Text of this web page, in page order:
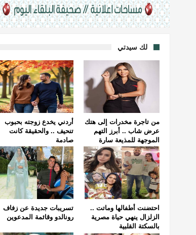
لك سيدتي
أردني يخدع زوجته بحبوب
تنحيف .. والحقيقة كانت
صادمة
من تاجرة مخدرات إلى هتك
عرض شاب .. أبرز التهم
الموجهة للمذيعة سارة
خليفة
تسريبات جديدة عن زفاف
رونالدو وقائمة المدعوين
احتضنت أطفالها وماتت ..
الزلزال ينهي حياة مصرية
بالسكتة القلبية